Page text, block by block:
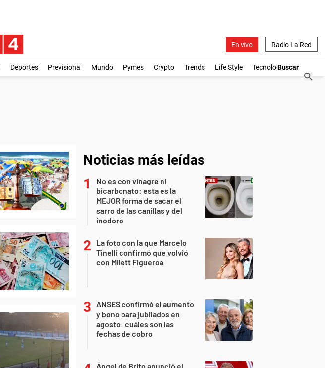
En vivo Radio La Red
Deportes Previsional Mundo Pymes Crypto Trends Life Style Tecnología
Noticias más leídas
No es con vinagre ni
bicarbonato: esta es la
MEJOR forma de sacar el
sarro de las canillas y del
inodoro
La foto con la que Marcelo
Tinelli confirmó que volvió
con Milett Figueroa
ANSES confirmó el aumento
y bono para jubilados en
agosto: cuáles son las
fechas de cobro
Ángel de Brito anunció el